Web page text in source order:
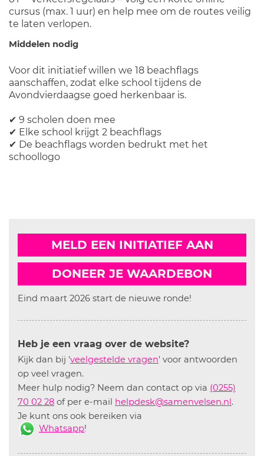
cursus (max. 1 uur) en help mee om de routes veilig
te laten verlopen.
Middelen nodig
Voor dit initiatief willen we 18 beachflags
aanschaffen, zodat elke school tijdens de
Avondvierdaagse goed herkenbaar is.
✔ 9 scholen doen mee
✔ Elke school krijgt 2 beachflags
✔ De beachflags worden bedrukt met het
schoollogo
MELD EEN INITIATIEF AAN
DONEER JE WAARDEBON
Eind maart 2026 start de nieuwe ronde!
Heb je een vraag over de website?
Kijk dan bij 'veelgestelde vragen' voor antwoorden
op veel vragen.
Meer hulp nodig? Neem dan contact op via (0255)
70 02 28 of per e-mail helpdesk@samenvelsen.nl.
Je kunt ons ook bereiken via
Whatsapp!